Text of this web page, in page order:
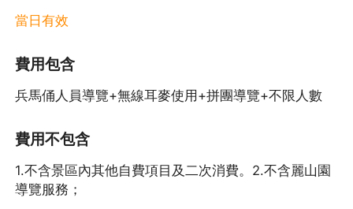
當日有效
費用包含
兵馬俑人員導覽+無線耳麥使用+拼團導覽+不限人數
費用不包含
1.不含景區內其他自費項目及二次消費。2.不含麗山園
導覽服務；